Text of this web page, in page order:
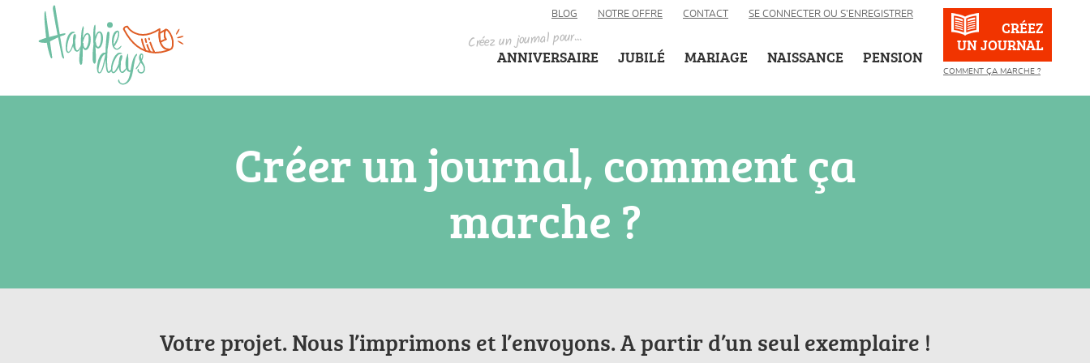
Créez un journal pour...
ANNIVERSAIRE JUBILÉ MARIAGE NAISSANCE PENSION
CRÉEZ
UN JOURNAL
COMMENT ÇA MARCHE ?
BLOG NOTRE OFFRE CONTACT SE CONNECTER OU S’ENREGISTRER
Créer un journal, comment ça
marche ?
Votre projet. Nous l’imprimons et l’envoyons. A partir d’un seul exemplaire !